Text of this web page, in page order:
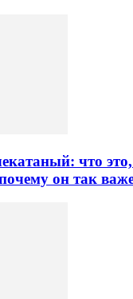
что это,
он так